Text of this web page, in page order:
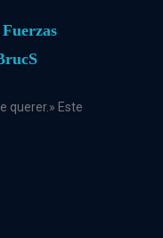
querer.» Este